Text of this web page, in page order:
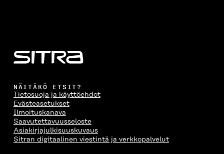
NÄITÄKÖ ETSIT?
Tietosuoja ja käyttöehdot
Evästeasetukset
Ilmoituskanava
Saavutettavuusseloste
Asiakirjajulkisuuskuvaus
Sitran digitaalinen viestintä ja verkkopalvelut